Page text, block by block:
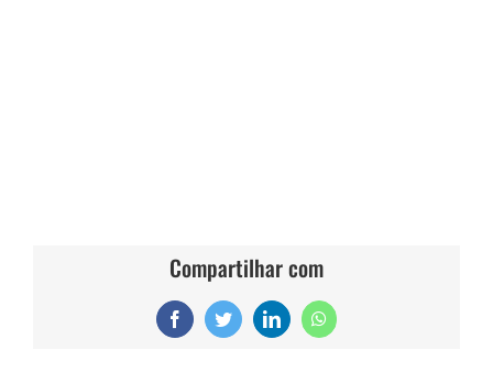
Compartilhar com
FacebookTwitterLinkedInWhatsApp